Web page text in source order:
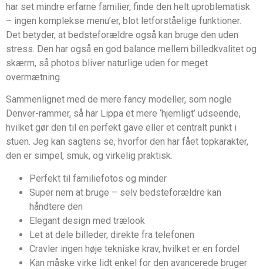
har set mindre erfarne familier, finde den helt uproblematisk
– ingen komplekse menu’er, blot letforståelige funktioner.
Det betyder, at bedsteforældre også kan bruge den uden
stress. Den har også en god balance mellem billedkvalitet og
skærm, så photos bliver naturlige uden for meget
overmætning.
Sammenlignet med de mere fancy modeller, som nogle
Denver-rammer, så har Lippa et mere ‘hjemligt’ udseende,
hvilket gør den til en perfekt gave eller et centralt punkt i
stuen. Jeg kan sagtens se, hvorfor den har fået topkarakter,
den er simpel, smuk, og virkelig praktisk.
Perfekt til familiefotos og minder
Super nem at bruge – selv bedsteforældre kan
håndtere den
Elegant design med trælook
Let at dele billeder, direkte fra telefonen
Cravler ingen høje tekniske krav, hvilket er en fordel
Kan måske virke lidt enkel for den avancerede bruger